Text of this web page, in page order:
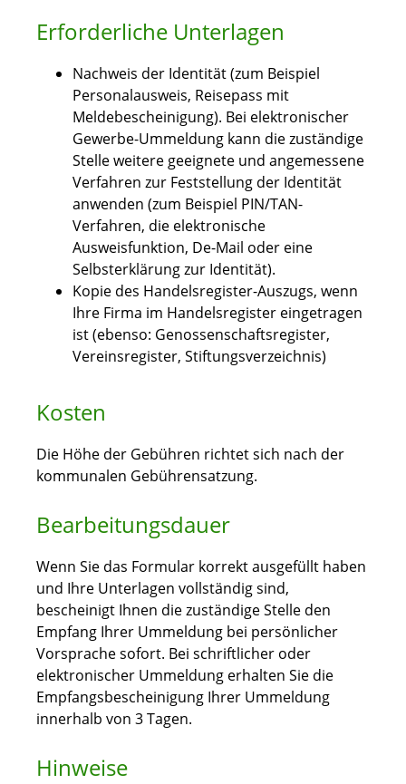
Erforderliche Unterlagen
Nachweis der Identität (zum Beispiel
Personalausweis, Reisepass mit
Meldebescheinigung). Bei elektronischer
Gewerbe-Ummeldung kann die zuständige
Stelle weitere geeignete und angemessene
Verfahren zur Feststellung der Identität
anwenden (zum Beispiel PIN/TAN-
Verfahren, die elektronische
Ausweisfunktion, De-Mail oder eine
Selbsterklärung zur Identität).
Kopie des Handelsregister-Auszugs, wenn
Ihre Firma im Handelsregister eingetragen
ist (ebenso: Genossenschaftsregister,
Vereinsregister, Stiftungsverzeichnis)
Kosten
Die Höhe der Gebühren richtet sich nach der
kommunalen Gebührensatzung.
Bearbeitungsdauer
Wenn Sie das Formular korrekt ausgefüllt haben
und Ihre Unterlagen vollständig sind,
bescheinigt Ihnen die zuständige Stelle den
Empfang Ihrer Ummeldung bei persönlicher
Vorsprache sofort. Bei schriftlicher oder
elektronischer Ummeldung erhalten Sie die
Empfangsbescheinigung Ihrer Ummeldung
innerhalb von 3 Tagen.
Hinweise